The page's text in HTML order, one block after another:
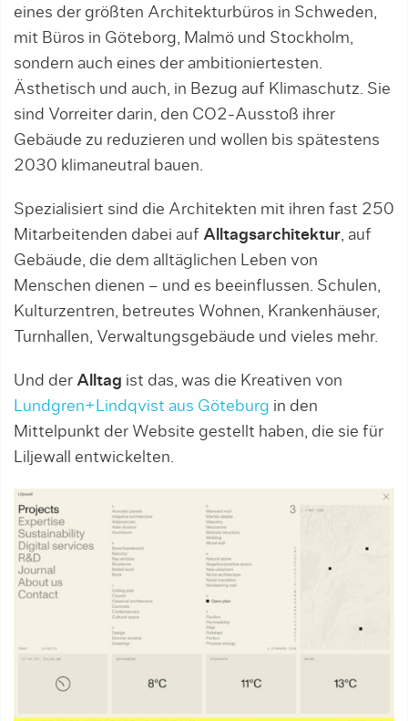
eines der größten Architekturbüros in Schweden,
mit Büros in Göteborg, Malmö und Stockholm,
sondern auch eines der ambitioniertesten.
Ästhetisch und auch, in Bezug auf Klimaschutz. Sie
sind Vorreiter darin, den CO2-Ausstoß ihrer
Gebäude zu reduzieren und wollen bis spätestens
2030 klimaneutral bauen.
Spezialisiert sind die Architekten mit ihren fast 250
Mitarbeitenden dabei auf Alltagsarchitektur, auf
Gebäude, die dem alltäglichen Leben von
Menschen dienen – und es beeinflussen. Schulen,
Kulturzentren, betreutes Wohnen, Krankenhäuser,
Turnhallen, Verwaltungsgebäude und vieles mehr.
Und der Alltag ist das, was die Kreativen von
Lundgren+Lindqvist aus Göteburg in den
Mittelpunkt der Website gestellt haben, die sie für
Liljewall entwickelten.